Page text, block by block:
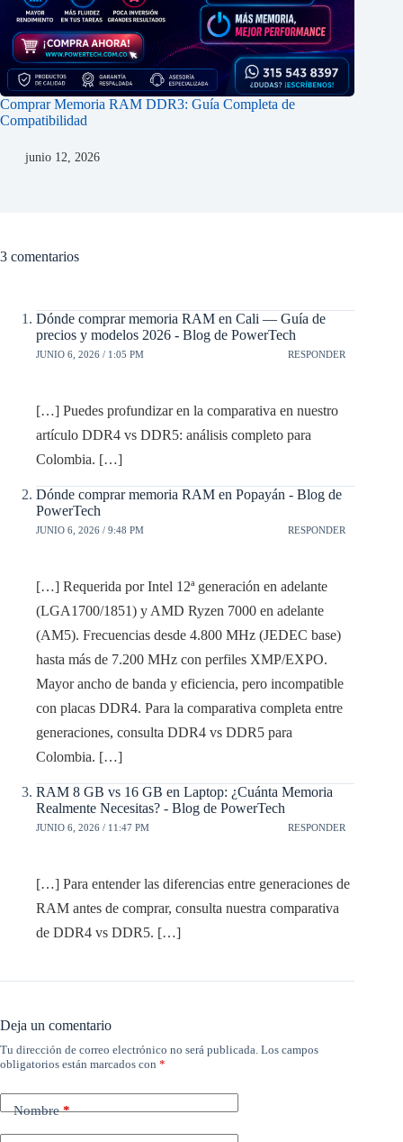
Comprar Memoria RAM DDR3: Guía Completa de
Compatibilidad
junio 12, 2026
3 comentarios
Dónde comprar memoria RAM en Cali — Guía de
precios y modelos 2026 - Blog de PowerTech
JUNIO 6, 2026 / 1:05 PM RESPONDER
[…] Puedes profundizar en la comparativa en nuestro
artículo DDR4 vs DDR5: análisis completo para
Colombia. […]
Dónde comprar memoria RAM en Popayán - Blog de
PowerTech
JUNIO 6, 2026 / 9:48 PM RESPONDER
[…] Requerida por Intel 12ª generación en adelante
(LGA1700/1851) y AMD Ryzen 7000 en adelante
(AM5). Frecuencias desde 4.800 MHz (JEDEC base)
hasta más de 7.200 MHz con perfiles XMP/EXPO.
Mayor ancho de banda y eficiencia, pero incompatible
con placas DDR4. Para la comparativa completa entre
generaciones, consulta DDR4 vs DDR5 para
Colombia. […]
RAM 8 GB vs 16 GB en Laptop: ¿Cuánta Memoria
Realmente Necesitas? - Blog de PowerTech
JUNIO 6, 2026 / 11:47 PM RESPONDER
[…] Para entender las diferencias entre generaciones de
RAM antes de comprar, consulta nuestra comparativa
de DDR4 vs DDR5. […]
Deja un comentario
Tu dirección de correo electrónico no será publicada. Los campos
obligatorios están marcados con *
Nombre*